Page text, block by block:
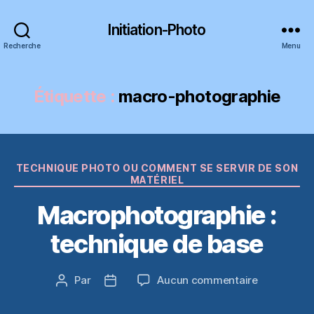
Recherche
Initiation-Photo
Menu
Étiquette : macro-photographie
Catégories
TECHNIQUE PHOTO OU COMMENT SE SERVIR DE SON
MATÉRIEL
Macrophotographie :
technique de base
Auteur
Par
Date
Aucun commentairesur